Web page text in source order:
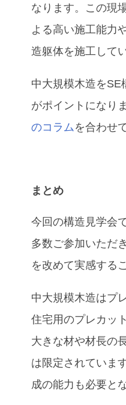
なります。この現
よる高い施工能力
造躯体を施工して
中大規模木造をSE
がポイントになり
のコラム を合わせ
まとめ
今回の構造見学会
多数ご参加いただ
を改めて実感する
中大規模木造はプ
住宅用のプレカッ
大きな材や材長の
は限定されていま
成の能力も必要と